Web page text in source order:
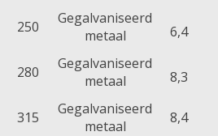
250
Gegalvaniseerd
metaal
6,4
280
Gegalvaniseerd
metaal
8,3
315
Gegalvaniseerd
metaal
8,4